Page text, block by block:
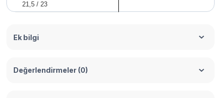
21,5 / 23
Ek bilgi
Değerlendirmeler (0)